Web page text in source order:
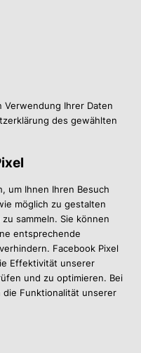
Verwendung Ihrer Daten
des gewählten
um Ihnen Ihren Besuch
möglich zu gestalten
sammeln. Sie können
entsprechende
Facebook Pixel
Effektivität unserer
und zu optimieren. Bei
die Funktionalität unserer